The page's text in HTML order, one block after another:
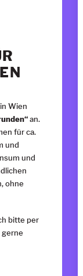
Wien
an.
für ca.
und
und
ohne
bitte per
gerne